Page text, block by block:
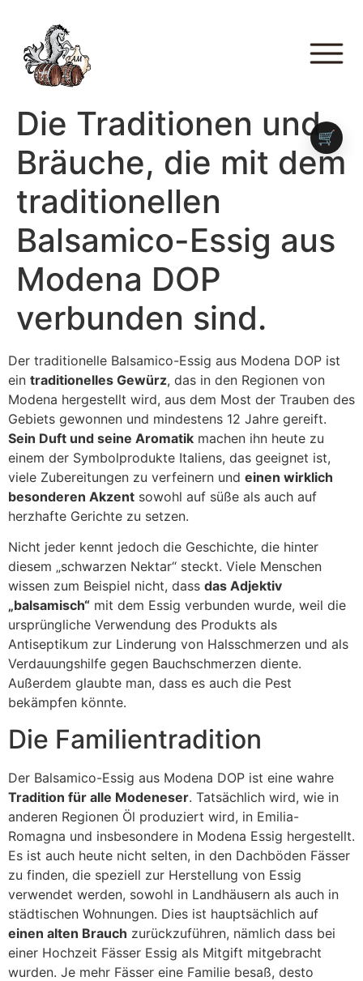
Die Traditionen und
Bräuche, die mit dem
traditionellen
Balsamico-Essig aus
Modena DOP
verbunden sind.
Der traditionelle Balsamico-Essig aus Modena DOP ist
ein traditionelles Gewürz, das in den Regionen von
Modena hergestellt wird, aus dem Most der Trauben des
Gebiets gewonnen und mindestens 12 Jahre gereift.
Sein Duft und seine Aromatik machen ihn heute zu
einem der Symbolprodukte Italiens, das geeignet ist,
viele Zubereitungen zu verfeinern und einen wirklich
besonderen Akzent sowohl auf süße als auch auf
herzhafte Gerichte zu setzen.
Nicht jeder kennt jedoch die Geschichte, die hinter
diesem „schwarzen Nektar“ steckt. Viele Menschen
wissen zum Beispiel nicht, dass das Adjektiv
„balsamisch“ mit dem Essig verbunden wurde, weil die
ursprüngliche Verwendung des Produkts als
Antiseptikum zur Linderung von Halsschmerzen und als
Verdauungshilfe gegen Bauchschmerzen diente.
Außerdem glaubte man, dass es auch die Pest
bekämpfen könnte.
Die Familientradition
Der Balsamico-Essig aus Modena DOP ist eine wahre
Tradition für alle Modeneser. Tatsächlich wird, wie in
anderen Regionen Öl produziert wird, in Emilia-
Romagna und insbesondere in Modena Essig hergestellt.
Es ist auch heute nicht selten, in den Dachböden Fässer
zu finden, die speziell zur Herstellung von Essig
verwendet werden, sowohl in Landhäusern als auch in
städtischen Wohnungen. Dies ist hauptsächlich auf
einen alten Brauch zurückzuführen, nämlich dass bei
einer Hochzeit Fässer Essig als Mitgift mitgebracht
wurden. Je mehr Fässer eine Familie besaß, desto
🛒